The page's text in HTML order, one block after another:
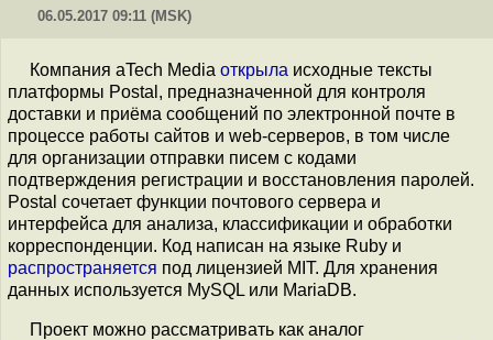
06.05.2017 09:11 (MSK)
Компания aTech Media открыла исходные тексты
платформы Postal, предназначенной для контроля
доставки и приёма сообщений по электронной почте в
процессе работы сайтов и web-серверов, в том числе
для организации отправки писем с кодами
подтверждения регистрации и восстановления паролей.
Postal сочетает функции почтового сервера и
интерфейса для анализа, классификации и обработки
корреспонденции. Код написан на языке Ruby и
распространяется под лицензией MIT. Для хранения
данных используется MySQL или MariaDB.
Проект можно рассматривать как аналог